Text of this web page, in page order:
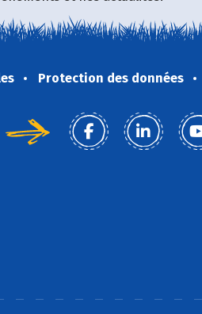
Protection des données